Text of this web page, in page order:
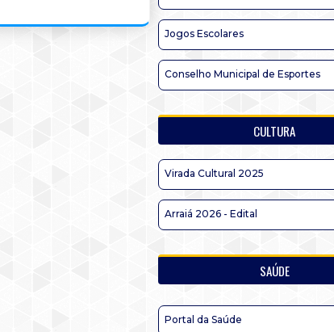
Jogos Escolares
Conselho Municipal de Esportes
CULTURA
Virada Cultural 2025
Arraiá 2026 - Edital
SAÚDE
Portal da Saúde